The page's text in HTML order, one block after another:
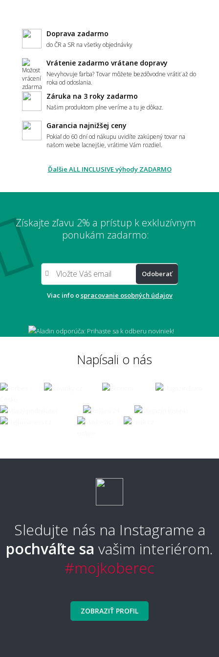
koberca?
Ako spoznám kvalitný metrážny koberec?
Aký typ vlasu je najvhodnejší - slučkový,
alebo strihaný?
Môžem si nechať zaslať vopred vzorku
materiálu?
Robia sa aj metráže z vlny?
Je metrážny koberec zdravotne neškodný?
zvyškami, keď sa rola zužuje?
Je možné si nechať metrážny koberec obšiť?
Aké široké roly metrážneho koberca
svojpomocne?
Ako koberec položiť a ukotviť?
Doprava zadarmo
do ČR a SR na všetky objednávky
Vrátenie zadarmo vrátane dopravy
Nevyhovuje farba? Tovar môžete bezdôvodne vrátiť až do
roka od odoslania.
Záruka na 3 roky zadarmo
Našim produktom plne veríme a tu je dôkaz.
Garancia najnižšej ceny
Pokiaľ do 60 dní od nákupu uvidíte zakúpený tovar na
našom webe lacnejšie, vrátime Vám rozdiel.
Ďalšie ALL INCLUSIVE výhody ZADARMO
Získajte zľavu 2% a prístup k exkluzívnym
ponukám zadarmo:
Odoberať
Viac info ospracovanie osobných údajov
Napísali o nás
Sledujte nás na Instagrame a
pochváľte sa vašim interiérom.
#mojkoberec
ZOBRAZIŤ PROFIL